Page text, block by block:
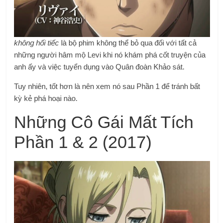
không hối tiếc là bộ phim không thể bỏ qua đối với tất cả
những người hâm mộ Levi khi nó khám phá cốt truyện của
anh ấy và việc tuyển dụng vào Quân đoàn Khảo sát.
Tuy nhiên, tốt hơn là nên xem nó sau Phần 1 để tránh bất
kỳ kẻ phá hoại nào.
Những Cô Gái Mất Tích
Phần 1 & 2 (2017)